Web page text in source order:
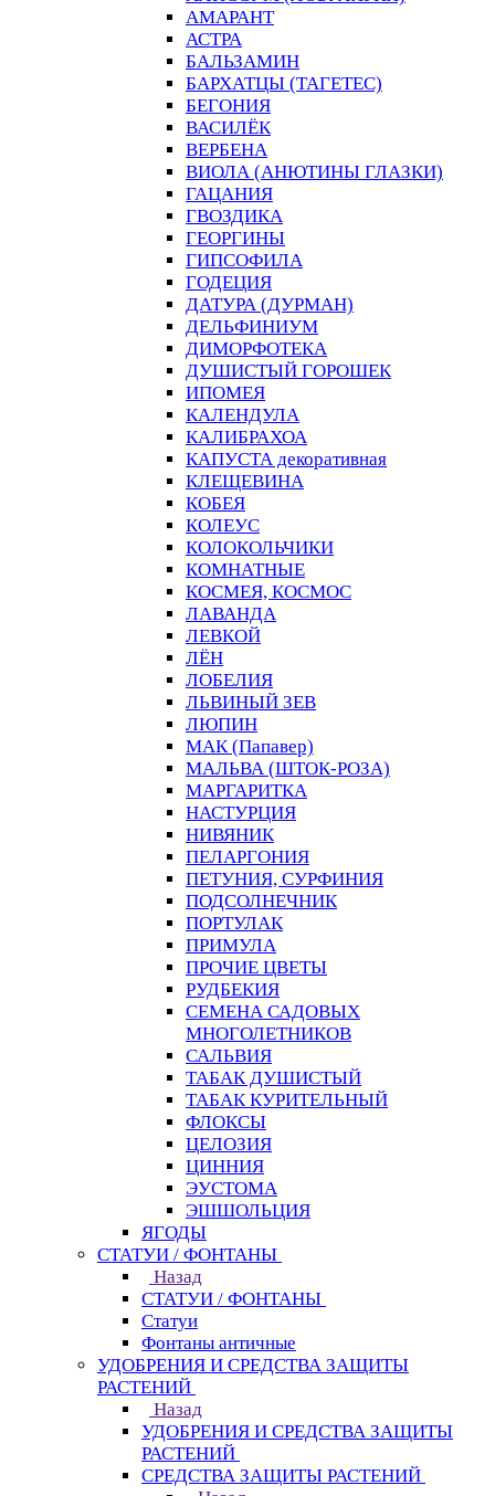
АМАРАНТ
АСТРА
БАЛЬЗАМИН
БАРХАТЦЫ (ТАГЕТЕС)
БЕГОНИЯ
ВАСИЛЁК
ВЕРБЕНА
ВИОЛА (АНЮТИНЫ ГЛАЗКИ)
ГАЦАНИЯ
ГВОЗДИКА
ГЕОРГИНЫ
ГИПСОФИЛА
ГОДЕЦИЯ
ДАТУРА (ДУРМАН)
ДЕЛЬФИНИУМ
ДИМОРФОТЕКА
ДУШИСТЫЙ ГОРОШЕК
ИПОМЕЯ
КАЛЕНДУЛА
КАЛИБРАХОА
КАПУСТА декоративная
КЛЕЩЕВИНА
КОБЕЯ
КОЛЕУС
КОЛОКОЛЬЧИКИ
КОМНАТНЫЕ
КОСМЕЯ, КОСМОС
ЛАВАНДА
ЛЕВКОЙ
ЛЁН
ЛОБЕЛИЯ
ЛЬВИНЫЙ ЗЕВ
ЛЮПИН
МАК (Папавер)
МАЛЬВА (ШТОК-РОЗА)
МАРГАРИТКА
НАСТУРЦИЯ
НИВЯНИК
ПЕЛАРГОНИЯ
ПЕТУНИЯ, СУРФИНИЯ
ПОДСОЛНЕЧНИК
ПОРТУЛАК
ПРИМУЛА
ПРОЧИЕ ЦВЕТЫ
РУДБЕКИЯ
СЕМЕНА САДОВЫХ
МНОГОЛЕТНИКОВ
САЛЬВИЯ
ТАБАК ДУШИСТЫЙ
ТАБАК КУРИТЕЛЬНЫЙ
ФЛОКСЫ
ЦЕЛОЗИЯ
ЦИННИЯ
ЭУСТОМА
ЭШШОЛЬЦИЯ
ЯГОДЫ
СТАТУИ / ФОНТАНЫ
Назад
СТАТУИ / ФОНТАНЫ
Статуи
Фонтаны античные
УДОБРЕНИЯ И СРЕДСТВА ЗАЩИТЫ
РАСТЕНИЙ
Назад
УДОБРЕНИЯ И СРЕДСТВА ЗАЩИТЫ
РАСТЕНИЙ
СРЕДСТВА ЗАЩИТЫ РАСТЕНИЙ